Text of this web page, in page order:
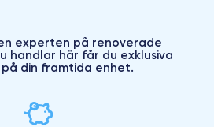
experten på renoverade
handlar här får du exklusiva
din framtida enhet.